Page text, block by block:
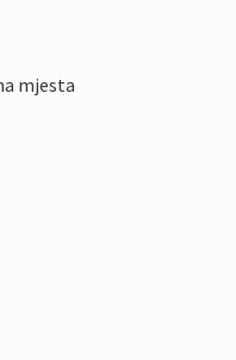
mjesta